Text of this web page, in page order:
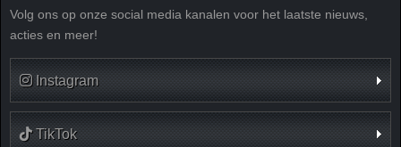
Volg ons op onze social media kanalen voor het laatste nieuws,
acties en meer!
Instagram
TikTok